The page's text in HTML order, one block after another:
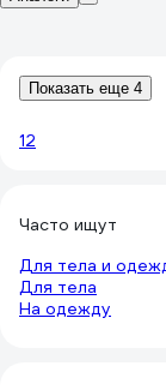
Показать еще 4
12
Часто ищут
Для тела и
Для тела
На одежду